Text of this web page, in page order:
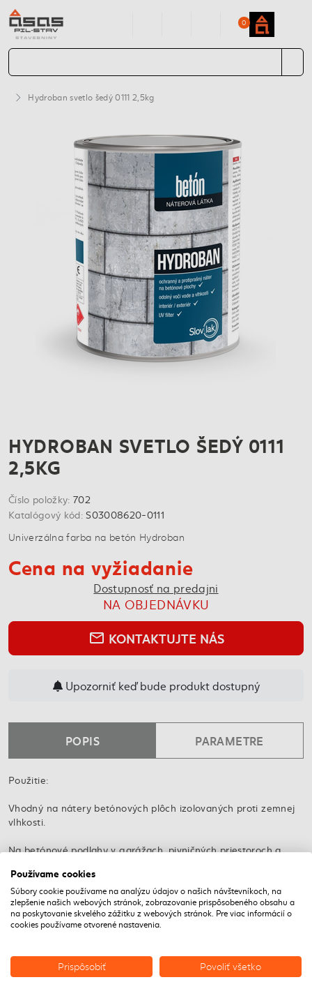
0
Hydroban svetlo šedý 0111 2,5kg
HYDROBAN SVETLO ŠEDÝ 0111
2,5KG
Číslo položky: 702
Katalógový kód:S03008620-0111
Univerzálna farba na betón Hydroban
Cena na vyžiadanie
Dostupnosť na predajni
NA OBJEDNÁVKU
mail_outline KONTAKTUJTE NÁS
Upozorniť keď bude produkt dostupný
POPIS PARAMETRE
Použitie:
Vhodný na nátery betónových plôch izolovaných proti zemnej
vlhkosti.
Na betónové podlahy v garážach, pivničných priestoroch a
náter.
Farba na ochranu dreva a kovu.
Používame cookies
Súbory cookie používame na analýzu údajov o našich návštevníkoch, na
zlepšenie našich webových stránok, zobrazovanie prispôsobeného obsahu a
na poskytovanie skvelého zážitku z webových stránok. Pre viac informácií o
cookies používame otvorené nastavenia.
Prispôsobiť Povoliť všetko